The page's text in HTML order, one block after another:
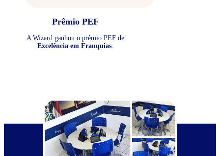
Prêmio PEF
A Wizard ganhou o prêmio PEF de
Excelência em Franquias.